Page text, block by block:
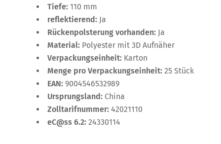
Tiefe: 110 mm
reflektierend: Ja
Rückenpolsterung vorhanden: Ja
Material: Polyester mit 3D Aufnäher
Verpackungseinheit: Karton
Menge pro Verpackungseinheit: 25 Stück
EAN: 9004546532989
Ursprungsland: China
Zolltarifnummer: 42021110
eC@ss 6.2: 24330114